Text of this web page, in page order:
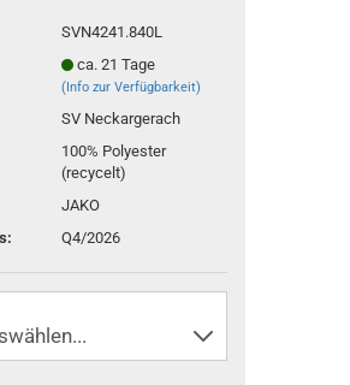
SVN4241.840L
ca. 21 Tage
(Info zur Verfügbarkeit)
SV Neckargerach
100% Polyester
(recycelt)
JAKO
Q4/2026